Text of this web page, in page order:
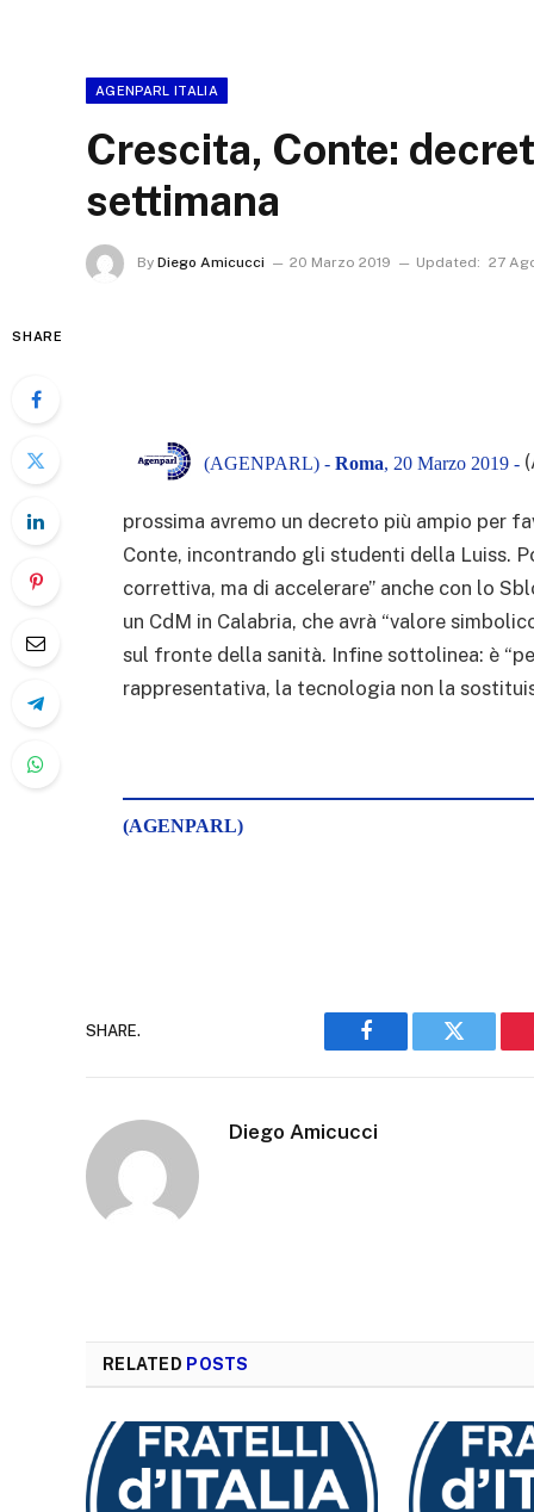
AGENPARL ITALIA
Crescita, Conte:
settimana
By Diego Amicucci 20 Marzo 2019 Updated: 27
SHARE
(AGENPARL) - Roma, 20 Marzo 2019 -
prossima avremo un decreto più ampio per
Conte, incontrando gli studenti della Luiss.
correttiva, ma di accelerare” anche con lo
un CdM in Calabria, che avrà “valore
sul fronte della sanità. Infine sottolinea: è
rappresentativa, la tecnologia non la
(AGENPARL)
SHARE.
Facebook Twitter
Diego Amicucci
RELATED POSTS